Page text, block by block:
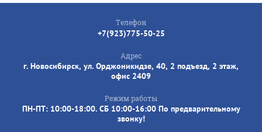
Телефон
+7(923)775-50-25
Адрес
г. Новосибирск, ул. Орджоникидзе, 40, 2 подъезд, 2 этаж,
офис 2409
Режим работы
ПН-ПТ: 10:00-18:00. СБ 10:00-16:00 По предварительному
звонку!